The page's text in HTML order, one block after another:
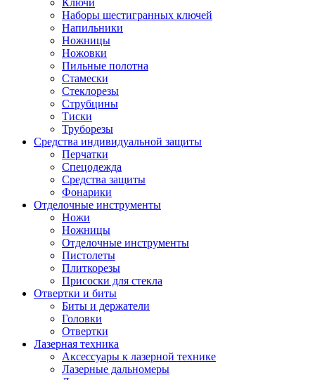
Ключи
Наборы шестигранных ключей
Напильники
Ножницы
Ножовки
Пильные полотна
Стамески
Стеклорезы
Струбцины
Тиски
Труборезы
Средства индивидуальной защиты
Перчатки
Спецодежда
Средства защиты
Фонарики
Отделочные инструменты
Ножи
Ножницы
Отделочные инструменты
Пистолеты
Плиткорезы
Присоски для стекла
Отвертки и биты
Биты и держатели
Головки
Отвертки
Лазерная техника
Аксессуары к лазерной технике
Лазерные дальномеры